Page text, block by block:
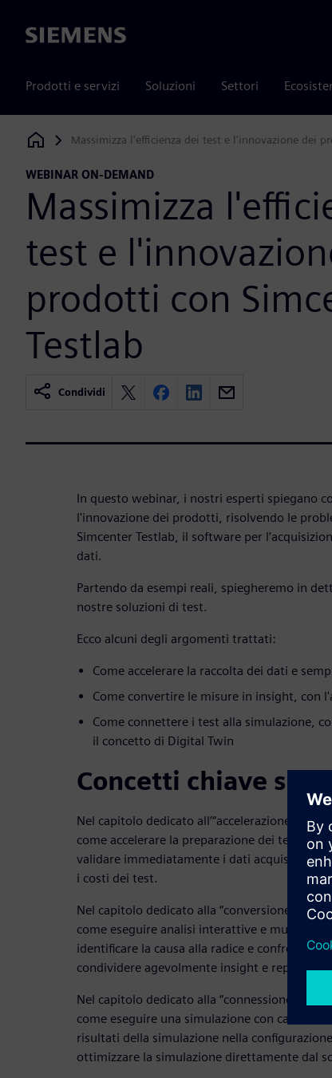
Siemens
Prodotti e servizi Soluzioni Settori
Siemens Digital Industries Software
Massimizza l'efficienza dei test e l'innovazione dei
WEBINAR ON-DEMAND
Massimizza
test e
prodotti con
Testlab
Condividi
In questo webinar, i nostri esperti spiegano
l'innovazione dei prodotti, risolvendo le
Simcenter Testlab, il software per
dati.
Partendo da esempi reali, spiegheremo in
nostre soluzioni di test.
Ecco alcuni degli argomenti trattati:
Come accelerare la raccolta dei dati e
Come convertire le misure in insight, con
Come connettere i test alla simulazione,
il concetto di Digital Twin
Concetti chiave sui
Nel capitolo dedicato all’“accelerazione della
come accelerare la preparazione dei test,
validare immediatamente i dati acquisiti,
i costi dei test.
Nel capitolo dedicato alla “conversione delle
come eseguire analisi interattive e
identificare la causa alla radice e confrontare
condividere agevolmente insight e report.
Nel capitolo dedicato alla “connessione dei
come eseguire una simulazione con carichi e
risultati della simulazione nella
ottimizzare la simulazione direttamente dal